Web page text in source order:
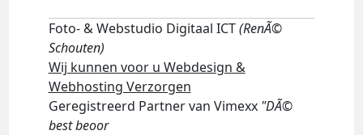
Foto- & Webstudio Digitaal ICT(RenÃ©
Schouten)
Wij kunnen voor u Webdesign &
Webhosting Verzorgen
Geregistreerd Partner van Vimexx "DÃ©
best beoor